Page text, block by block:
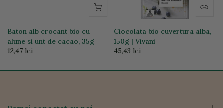
Baton alb crocant bio cu
alune si unt de cacao, 35g
12,47 lei
Ciocolata bio cuvertura alba,
150g | Vivani
45,43 lei